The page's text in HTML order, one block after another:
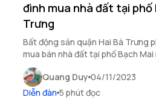
đình mua nhà đất tại phố
Trưng
Bất động sản quận Hai Bà Trưng
mua bán nhà đất tại phố Bạch
nhà đất trên phố Bạch Mai, bạn
quy định. Dưới đây là địa điểm làm
đất trên phố Bạch Mai quận Hai Bà
Quang Duy 04/11/2023
Diễn đàn 5 phút đọc